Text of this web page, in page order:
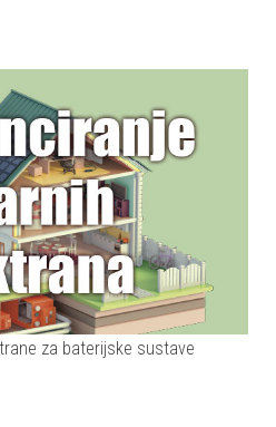
za baterijske sustave